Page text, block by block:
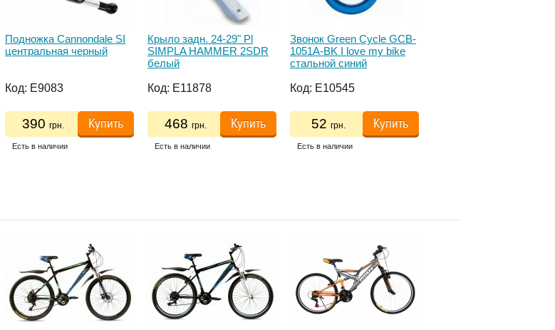
Подножка Cannondale SI
центральная черный
Код: E9083
390 грн. Купить
Есть в наличии
Крыло задн. 24-29" Pl
SIMPLA HAMMER 2SDR
белый
Код: E11878
468 грн. Купить
Есть в наличии
Звонок Green Cycle GCB-
1051A-BK I love my bike
cтальной синий
Код: E10545
52 грн. Купить
Есть в наличии